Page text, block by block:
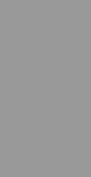
que los que